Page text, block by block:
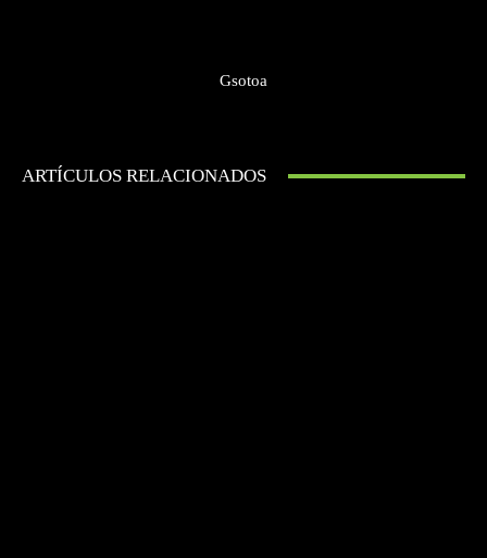
Gsotoa
ARTÍCULOS RELACIONADOS